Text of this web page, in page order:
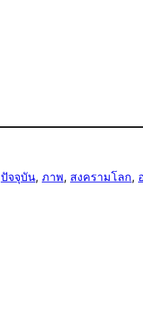
ปัจจุบัน, ภาพ, สงครามโลก,